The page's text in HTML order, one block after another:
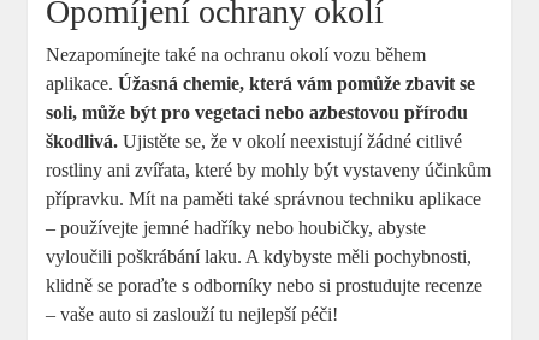
Opomíjení ochrany okolí
Nezapomínejte také na ochranu okolí vozu během
aplikace.Úžasná chemie, která vám pomůže zbavit se
soli, může být pro vegetaci nebo azbestovou přírodu
škodlivá. Ujistěte se, že v okolí neexistují žádné citlivé
rostliny ani zvířata, které by mohly být vystaveny účinkům
přípravku. Mít na paměti také správnou techniku aplikace
– používejte jemné hadříky nebo houbičky, abyste
vyloučili poškrábání laku. A kdybyste měli pochybnosti,
klidně se poraďte s odborníky nebo si prostudujte recenze
– vaše auto si zaslouží tu nejlepší péči!